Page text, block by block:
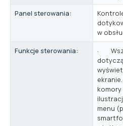
Panel sterowania:
w
Funkcje sterowania:
·
menu